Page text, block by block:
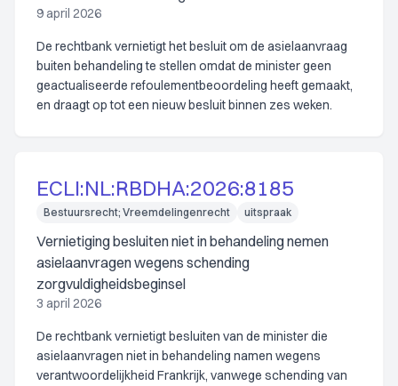
9 april 2026
De rechtbank vernietigt het besluit om de asielaanvraag
buiten behandeling te stellen omdat de minister geen
geactualiseerde refoulementbeoordeling heeft gemaakt,
en draagt op tot een nieuw besluit binnen zes weken.
ECLI:NL:RBDHA:2026:8185
Bestuursrecht; Vreemdelingenrecht uitspraak
Vernietiging besluiten niet in behandeling nemen
asielaanvragen wegens schending
zorgvuldigheidsbeginsel
3 april 2026
De rechtbank vernietigt besluiten van de minister die
asielaanvragen niet in behandeling namen wegens
verantwoordelijkheid Frankrijk, vanwege schending van